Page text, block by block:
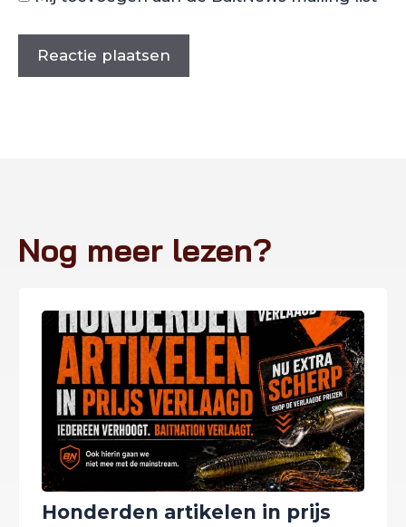
Nog meer lezen?
Honderden artikelen in prijs